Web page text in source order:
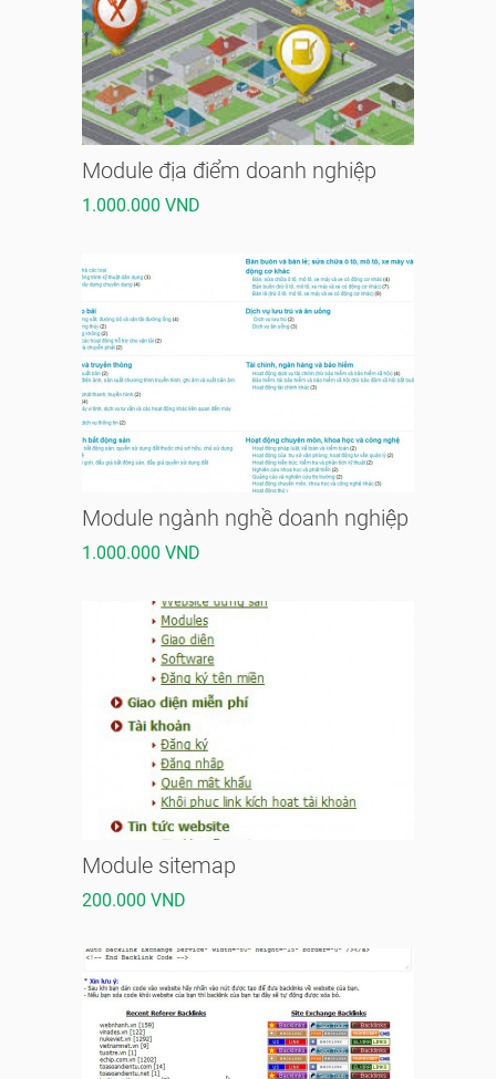
Module địa điểm doanh nghiệp
1.000.000 VND
Module ngành nghề doanh nghiệp
1.000.000 VND
Module sitemap
200.000 VND